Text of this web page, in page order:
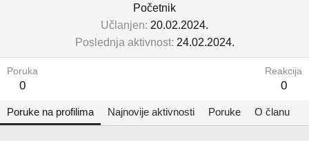
Početnik
Učlanjen 20.02.2024.
Poslednja aktivnost 24.02.2024.
Poruka
0
Reakcija
0
Poruke na profilima Najnovije aktivnosti Poruke O članu